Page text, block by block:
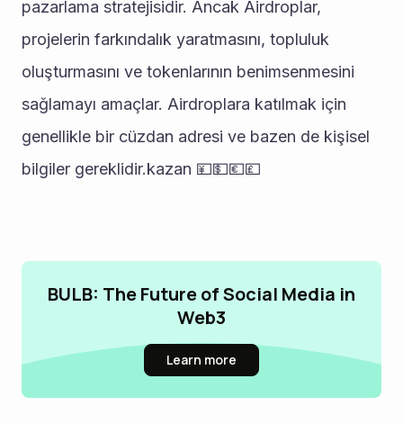
pazarlama stratejisidir. Ancak Airdroplar,
projelerin farkındalık yaratmasını, topluluk
oluşturmasını ve tokenlarının benimsenmesini
sağlamayı amaçlar. Airdroplara katılmak için
genellikle bir cüzdan adresi ve bazen de kişisel
bilgiler gereklidir.kazan 💴💵💶💷
BULB: The Future of Social Media in
Web3
Learn more